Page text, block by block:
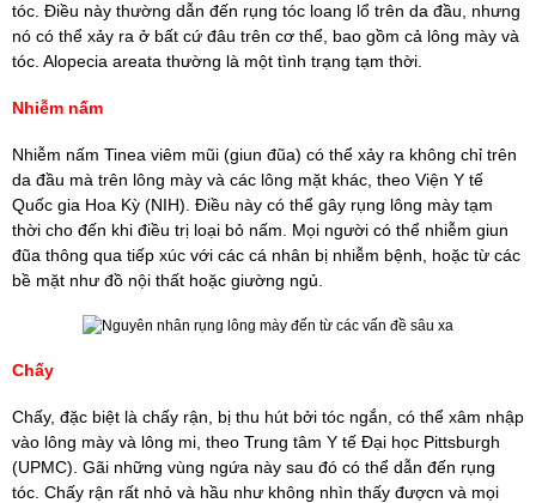
tóc. Điều này thường dẫn đến rụng tóc loang lổ trên da đầu, nhưng
nó có thể xảy ra ở bất cứ đâu trên cơ thể, bao gồm cả lông mày và
tóc. Alopecia areata thường là một tình trạng tạm thời.
Nhiễm nấm
Nhiễm nấm Tinea viêm mũi (giun đũa) có thể xảy ra không chỉ trên
da đầu mà trên lông mày và các lông mặt khác, theo Viện Y tế
Quốc gia Hoa Kỳ (NIH). Điều này có thể gây rụng lông mày tạm
thời cho đến khi điều trị loại bỏ nấm. Mọi người có thể nhiễm giun
đũa thông qua tiếp xúc với các cá nhân bị nhiễm bệnh, hoặc từ các
bề mặt như đồ nội thất hoặc giường ngủ.
Chấy
Chấy, đặc biệt là chấy rận, bị thu hút bởi tóc ngắn, có thể xâm nhập
vào lông mày và lông mi, theo Trung tâm Y tế Đại học Pittsburgh
(UPMC). Gãi những vùng ngứa này sau đó có thể dẫn đến rụng
tóc. Chấy rận rất nhỏ và hầu như không nhìn thấy đượcn và mọi